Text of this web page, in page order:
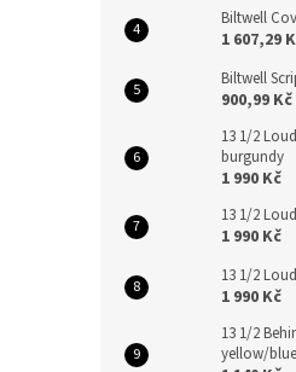
Biltwell
1 607,29
Biltwell
900,99 Kč
13 1/2
burgundy
1 990 Kč
13 1/2
1 990 Kč
13 1/2
1 990 Kč
13 1/2
yellow/blue